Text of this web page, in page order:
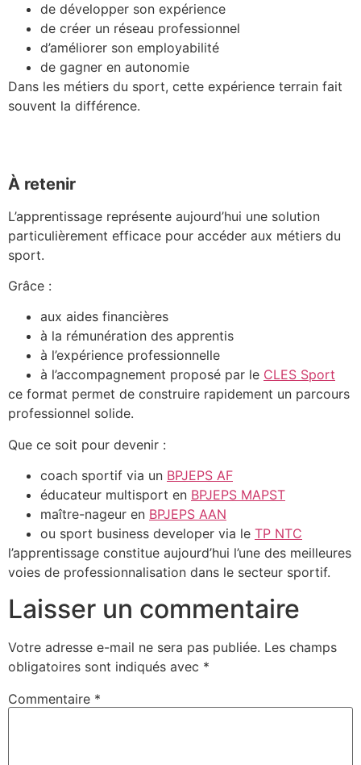
de développer son expérience
de créer un réseau professionnel
d’améliorer son employabilité
de gagner en autonomie
Dans les métiers du sport, cette expérience terrain fait
souvent la différence.
À retenir
L’apprentissage représente aujourd’hui une solution
particulièrement efficace pour accéder aux métiers du
sport.
Grâce :
aux aides financières
à la rémunération des apprentis
à l’expérience professionnelle
à l’accompagnement proposé par le CLES Sport
ce format permet de construire rapidement un parcours
professionnel solide.
Que ce soit pour devenir :
coach sportif via un BPJEPS AF
éducateur multisport en BPJEPS MAPST
maître-nageur en BPJEPS AAN
ou sport business developer via le TP NTC
l’apprentissage constitue aujourd’hui l’une des meilleures
voies de professionnalisation dans le secteur sportif.
Laisser un commentaire
Votre adresse e-mail ne sera pas publiée. Les champs
obligatoires sont indiqués avec *
Commentaire *